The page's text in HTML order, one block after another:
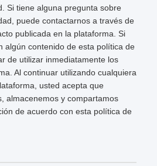
Si tiene alguna pregunta sobre
puede contactarnos a través de
publicada en la plataforma. Si
algún contenido de esta política de
de utilizar inmediatamente los
Al continuar utilizando cualquiera
usted acepta que
almacenemos y compartamos
de acuerdo con esta política de